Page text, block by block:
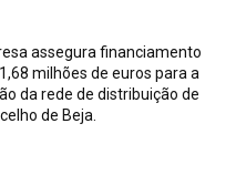
assegura financiamento
milhões de euros para a
da rede de distribuição de
de Beja.